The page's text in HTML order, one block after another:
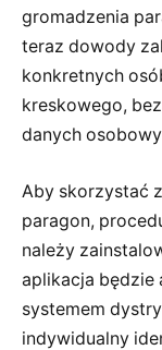
gromadzenia
teraz dowody
konkretnych
kreskowego,
danych
Aby skorzystać
paragon,
należy
aplikacja będzie
systemem
indywidualny